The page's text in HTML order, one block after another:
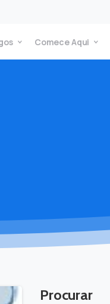
Comece Aqui
Procurar